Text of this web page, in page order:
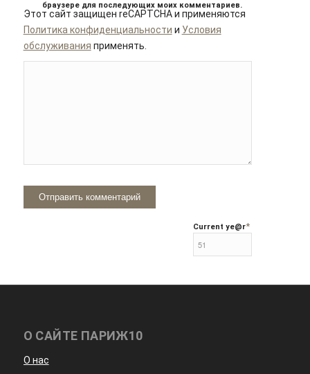
браузере для последующих моих комментариев.
Этот сайт защищен reCAPTCHA и применяются
Политика конфиденциальности и Условия
обслуживания применять.
Current ye@r*
О САЙТЕ ПАРИЖ10
О нас